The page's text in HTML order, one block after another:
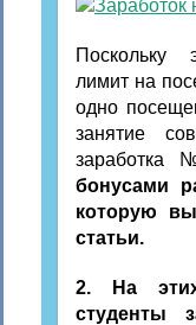
Поскольку
лимит на
одно
занятие
заработка
бонусами
которую
статьи.
2. На
студенты